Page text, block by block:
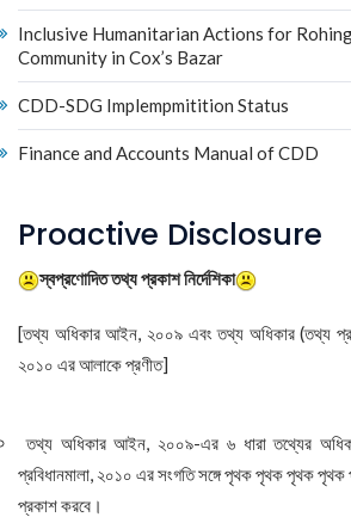
Inclusive Humanitarian Actions for
Community in Cox’s Bazar
CDD-SDG Implempmitition Status
Finance and Accounts Manual of CDD
Proactive Disclosure
স্বপ্রণোদিত তথ্য প্রকাশ নির্দেশিকা
[তথ্য অধিকার আইন, ২০০৯ এবং তথ্য অধিকার (তথ্য
২০১০ এর আলাকে প্রণীত]
তথ্য অধিকার আইন, ২০০৯-এর ৬ ধারা তথ্যের
প্রবিধানমালা, ২০১০ এর সংগতি সঙ্গে পৃথক পৃথক পৃথক পৃথক
প্রকাশ করবে।